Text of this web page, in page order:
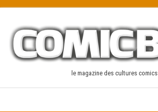
content
le magazine des cultures comics